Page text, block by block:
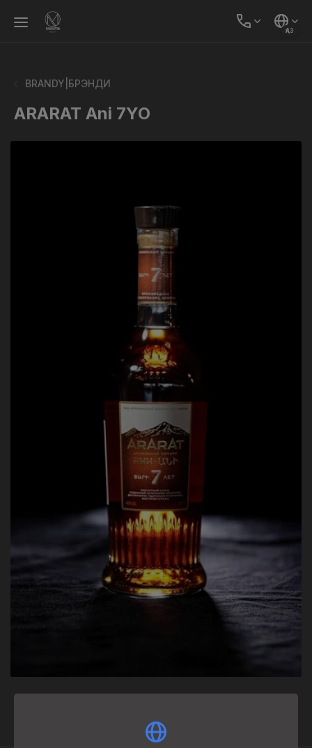
ҚАЗ
BRANDY|БРЭНДИ
ARARAT Ani 7YO